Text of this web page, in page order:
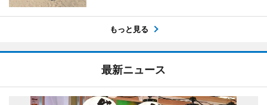
もっと見る
最新ニュース